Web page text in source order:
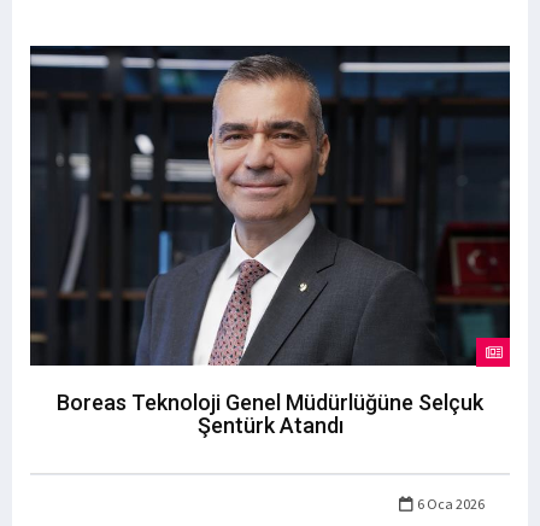
Boreas Teknoloji Genel Müdürlüğüne Selçuk
Şentürk Atandı
6 Oca 2026